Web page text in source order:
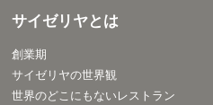
サイゼリヤとは
創業期
サイゼリヤの世界観
世界のどこにもないレストラン